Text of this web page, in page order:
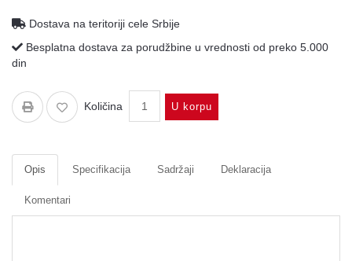
Dostava na teritoriji cele Srbije
Besplatna dostava za porudžbine u vrednosti od preko 5.000
din
Količina U korpu
Opis Specifikacija Sadržaji Deklaracija
Komentari